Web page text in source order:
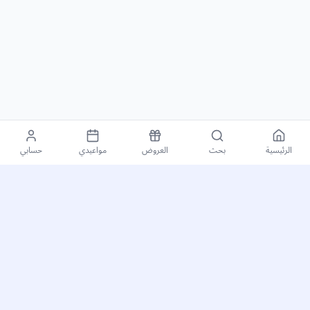
الرئيسية بحث العروض مواعيدي حسابي